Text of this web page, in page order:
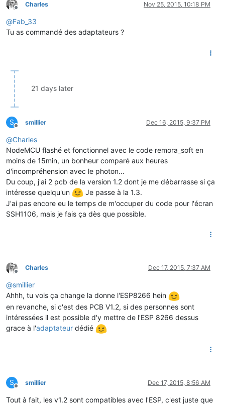
Offline
Charles Nov 25, 2015, 10:18 PM
@Fab_33
Tu as commandé des adaptateurs ?
21 days later
S
Offline
smillier Dec 16, 2015, 9:37 PM
@Charles
NodeMCU flashé et fonctionnel avec le code remora_soft en
moins de 15min, un bonheur comparé aux heures
d'incompréhension avec le photon...
Du coup, j'ai 2 pcb de la version 1.2 dont je me débarrasse si ça
intéresse quelqu'un
Je passe à la 1.3.
J'ai pas encore eu le temps de m'occuper du code pour l'écran
SSH1106, mais je fais ça dès que possible.
Offline
Charles Dec 17, 2015, 7:37 AM
@smillier
Ahhh, tu vois ça change la donne l'ESP8266 hein
en revanche, si c'est des PCB V1.2, si des personnes sont
intéressées il est possible d'y mettre de l'ESP 8266 dessus
grace à l'adaptateur dédié
S
Offline
smillier Dec 17, 2015, 8:56 AM
Tout à fait, les v1.2 sont compatibles avec l'ESP, c'est juste que